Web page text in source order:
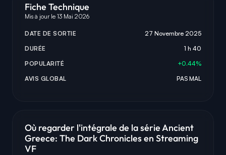
Fiche Technique
Mis à jour le 13 Mai 2026
DATE DE SORTIE
27 Novembre 2025
DURÉE
1 h 40
POPULARITÉ
+0.44%
AVIS GLOBAL
PAS MAL
Où regarder l'intégrale de la série Ancient
Greece: The Dark Chronicles en Streaming
VF